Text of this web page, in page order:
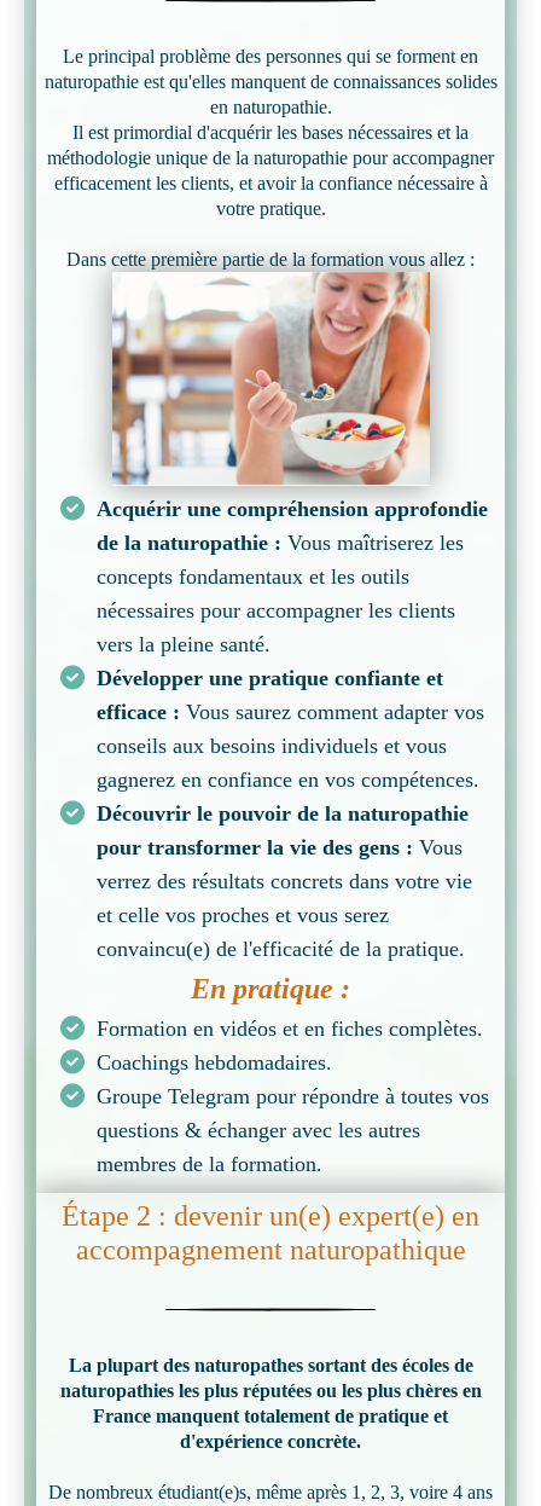
Le principal problème des personnes qui se forment en
naturopathie est qu'elles manquent de connaissances solides
en naturopathie.
Il est primordial d'acquérir les bases nécessaires et la
méthodologie unique de la naturopathie pour accompagner
efficacement les clients, et avoir la confiance nécessaire à
votre pratique.
Dans cette première partie de la formation vous allez :
Acquérir une compréhension approfondie
de la naturopathie : Vous maîtriserez les
concepts fondamentaux et les outils
nécessaires pour accompagner les clients
vers la pleine santé.
Développer une pratique confiante et
efficace : Vous saurez comment adapter vos
conseils aux besoins individuels et vous
gagnerez en confiance en vos compétences.
Découvrir le pouvoir de la naturopathie
pour transformer la vie des gens : Vous
verrez des résultats concrets dans votre vie
et celle vos proches et vous serez
convaincu(e) de l'efficacité de la pratique.
En pratique :
Formation en vidéos et en fiches complètes.
Coachings hebdomadaires.
Groupe Telegram pour répondre à toutes vos
questions & échanger avec les autres
membres de la formation.
Étape 2 : devenir un(e) expert(e) en
accompagnement naturopathique
La plupart des naturopathes sortant des écoles de
naturopathies les plus réputées ou les plus chères en
France manquent totalement de pratique et
d'expérience concrète.
De nombreux étudiant(e)s, même après 1, 2, 3, voire 4 ans